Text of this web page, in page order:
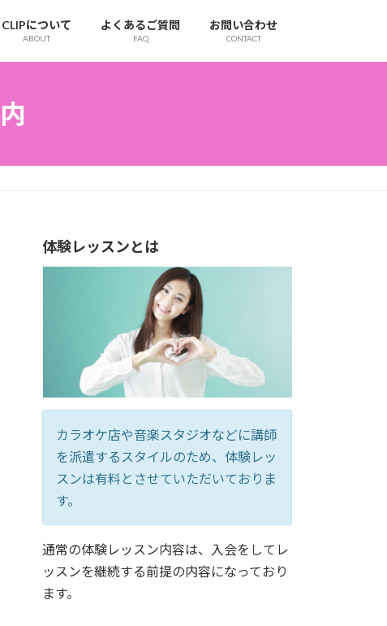
CLIPについて
ABOUT
よくあるご質問
FAQ
お問い合わせ
CONTACT
体験レッスンとは
カラオケ店や音楽スタジオなどに講師
を派遣するスタイルのため、体験レッ
スンは有料とさせていただいておりま
す。
通常の体験レッスン内容は、入会をしてレ
ッスンを継続する前提の内容になっており
ます。